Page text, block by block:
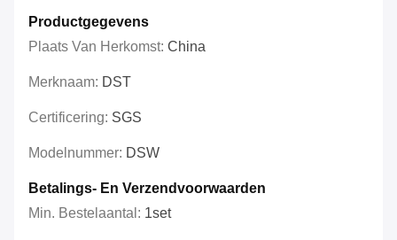
Productgegevens
Plaats Van Herkomst: China
Merknaam: DST
Certificering: SGS
Modelnummer: DSW
Betalings- En Verzendvoorwaarden
Min. Bestelaantal: 1set